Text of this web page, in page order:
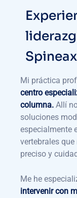
Spineax
Mi práctica
centro
columna. Allí
soluciones
especialmente
vertebrales
preciso y
Me he
intervenir con